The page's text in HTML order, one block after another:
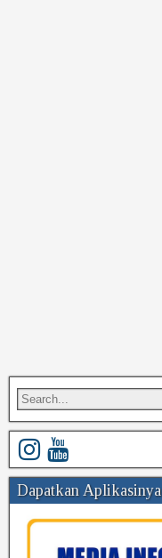
Dapatkan Aplikasinya